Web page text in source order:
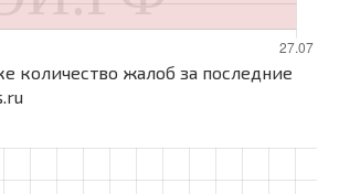
количество жалоб за последние